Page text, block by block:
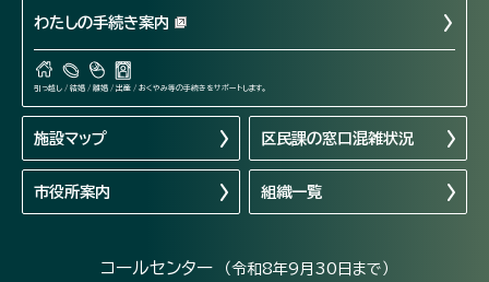
わたしの手続き案内
引っ越し / 結婚 / 離婚 / 出産 / おくやみ等の手続きをサポートします。
施設マップ 区民課の窓口混雑状況
市役所案内 組織一覧
コールセンター （令和8年9月30日まで）